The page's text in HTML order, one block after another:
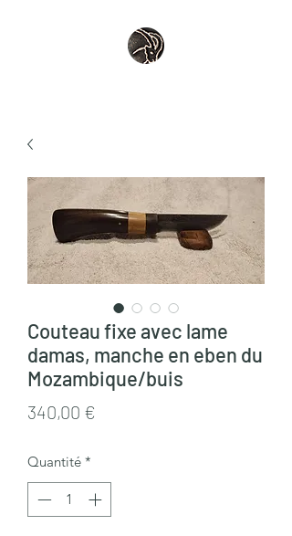
Couteau fixe avec lame
damas, manche en eben du
Mozambique/buis
340,00 €
Quantité *